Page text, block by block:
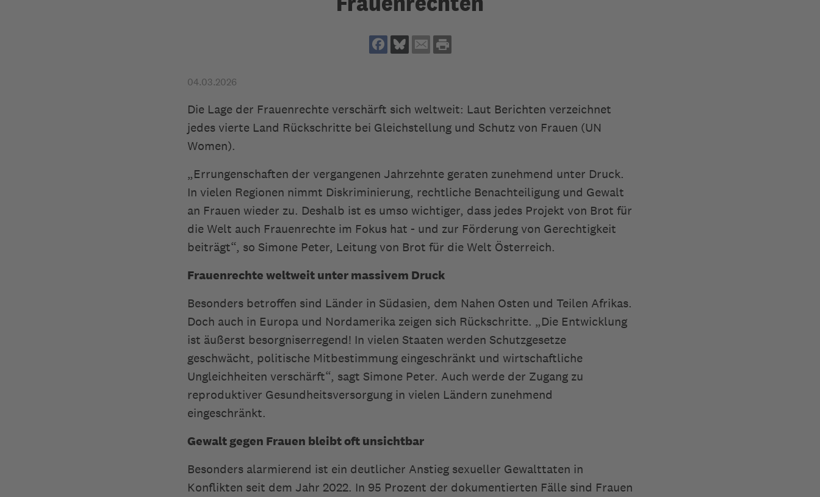
04.03.2026
Die Lage der Frauenrechte verschärft sich weltweit: Laut Berichten verzeichnet
jedes vierte Land Rückschritte bei Gleichstellung und Schutz von Frauen (UN
Women).
„Errungenschaften der vergangenen Jahrzehnte geraten zunehmend unter Druck.
In vielen Regionen nimmt Diskriminierung, rechtliche Benachteiligung und Gewalt
an Frauen wieder zu. Deshalb ist es umso wichtiger, dass jedes Projekt von Brot für
die Welt auch Frauenrechte im Fokus hat - und zur Förderung von Gerechtigkeit
beiträgt“, so Simone Peter, Leitung von Brot für die Welt Österreich.
Frauenrechte weltweit unter massivem Druck
Besonders betroffen sind Länder in Südasien, dem Nahen Osten und Teilen Afrikas.
Doch auch in Europa und Nordamerika zeigen sich Rückschritte. „Die Entwicklung
ist äußerst besorgniserregend! In vielen Staaten werden Schutzgesetze
geschwächt, politische Mitbestimmung eingeschränkt und wirtschaftliche
Ungleichheiten verschärft“, sagt Simone Peter. Auch werde der Zugang zu
reproduktiver Gesundheitsversorgung in vielen Ländern zunehmend
eingeschränkt.
Gewalt gegen Frauen bleibt oft unsichtbar
Besonders alarmierend ist ein deutlicher Anstieg sexueller Gewalttaten in
Konflikten seit dem Jahr 2022. In 95 Prozent der dokumentierten Fälle sind Frauen